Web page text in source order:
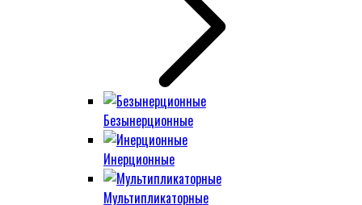
Безынерционные
Инерционные
Мультипликаторные